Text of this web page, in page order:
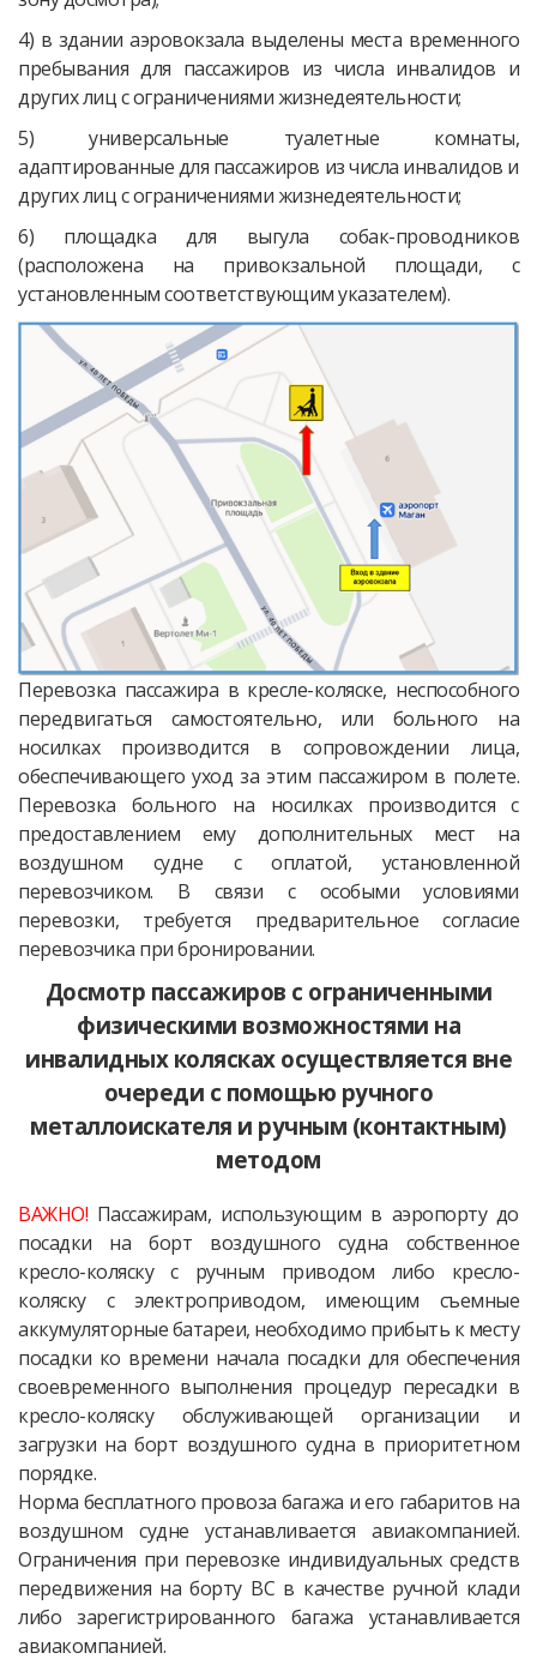
4) в здании аэровокзала выделены места временного
пребывания для пассажиров из числа инвалидов и
других лиц с ограничениями жизнедеятельности;
5) универсальные туалетные комнаты,
адаптированные для пассажиров из числа инвалидов и
других лиц с ограничениями жизнедеятельности;
6) площадка для выгула собак-проводников
(расположена на привокзальной площади, с
установленным соответствующим указателем).
Перевозка пассажира в кресле-коляске, неспособного
передвигаться самостоятельно, или больного на
носилках производится в сопровождении лица,
обеспечивающего уход за этим пассажиром в полете.
Перевозка больного на носилках производится с
предоставлением ему дополнительных мест на
воздушном судне с оплатой, установленной
перевозчиком. В связи с особыми условиями
перевозки, требуется предварительное согласие
перевозчика при бронировании.
Досмотр пассажиров с ограниченными
физическими возможностями на
инвалидных колясках осуществляется вне
очереди с помощью ручного
металлоискателя и ручным (контактным)
методом
ВАЖНО! Пассажирам, использующим в аэропорту до
посадки на борт воздушного судна собственное
кресло-коляску с ручным приводом либо кресло-
коляску с электроприводом, имеющим съемные
аккумуляторные батареи, необходимо прибыть к месту
посадки ко времени начала посадки для обеспечения
своевременного выполнения процедур пересадки в
кресло-коляску обслуживающей организации и
загрузки на борт воздушного судна в приоритетном
порядке.
Норма бесплатного провоза багажа и его габаритов на
воздушном судне устанавливается авиакомпанией.
Ограничения при перевозке индивидуальных средств
передвижения на борту ВС в качестве ручной клади
либо зарегистрированного багажа устанавливается
авиакомпанией.